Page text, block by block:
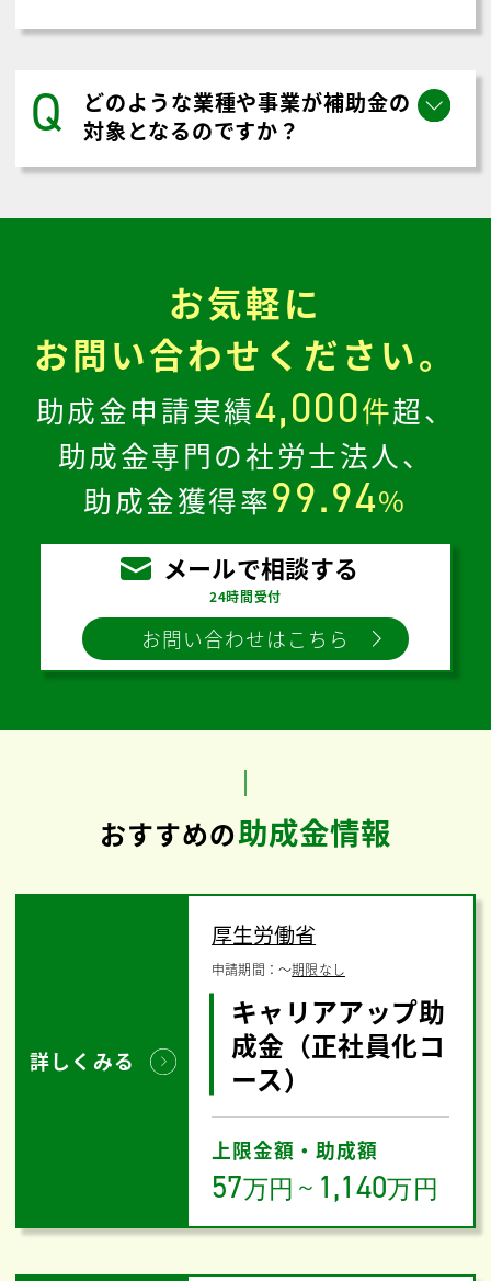
Q
どのような業種や事業が補助金の
対象となるのですか？
お気軽に
お問い合わせください。
助成金申請実績4,000件超、
助成金専門の社労士法人、
助成金獲得率99.94%
メールで相談する
24時間受付
お問い合わせはこちら
おすすめの助成金情報
詳しくみる
厚生労働省
申請期間：〜期限なし
キャリアアップ助
成金（正社員化コ
ース）
上限金額・助成額
57万円 ～ 1,140万円